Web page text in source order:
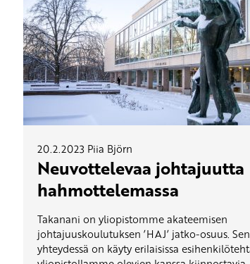
20.2.2023 Piia Björn
Neuvottelevaa johtajuutta
hahmottelemassa
Takanani on yliopistomme akateemisen
johtajuuskoulutuksen ’HAJ’ jatko-osuus. Sen
yhteydessä on käyty erilaisissa